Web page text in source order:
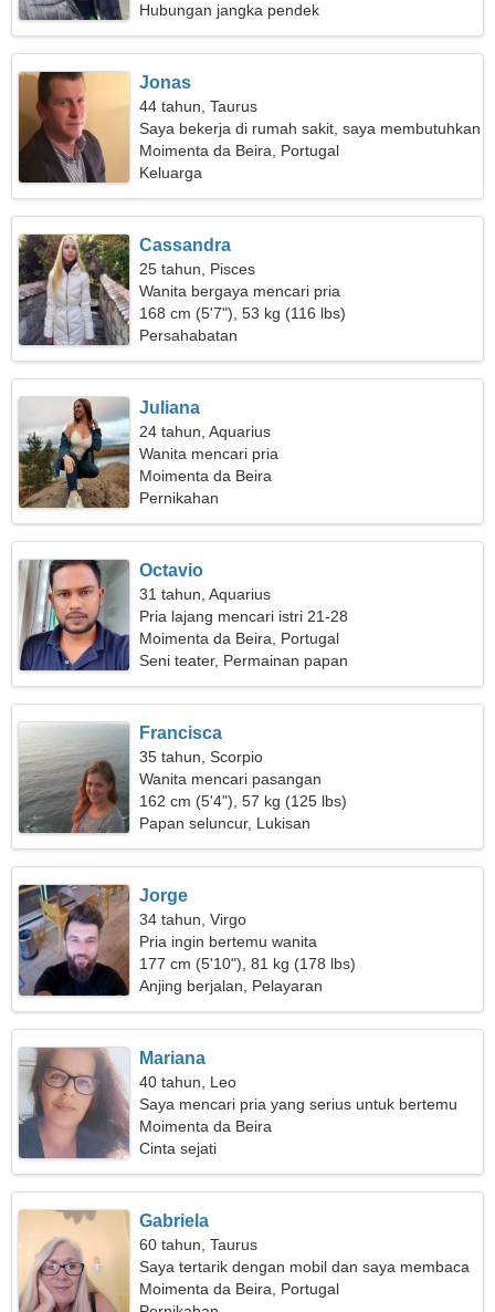
Hubungan jangka pendek
Jonas
44 tahun, Taurus
Saya bekerja di rumah sakit, saya membutuhkan
seorang wanita sederhana
Moimenta da Beira, Portugal
Keluarga
Cassandra
25 tahun, Pisces
Wanita bergaya mencari pria
168 cm (5'7"), 53 kg (116 lbs)
Persahabatan
Juliana
24 tahun, Aquarius
Wanita mencari pria
Moimenta da Beira
Pernikahan
Octavio
31 tahun, Aquarius
Pria lajang mencari istri 21-28
Moimenta da Beira, Portugal
Seni teater, Permainan papan
Francisca
35 tahun, Scorpio
Wanita mencari pasangan
162 cm (5'4"), 57 kg (125 lbs)
Papan seluncur, Lukisan
Jorge
34 tahun, Virgo
Pria ingin bertemu wanita
177 cm (5'10"), 81 kg (178 lbs)
Anjing berjalan, Pelayaran
Mariana
40 tahun, Leo
Saya mencari pria yang serius untuk bertemu
Moimenta da Beira
Cinta sejati
Gabriela
60 tahun, Taurus
Saya tertarik dengan mobil dan saya membaca
Moimenta da Beira, Portugal